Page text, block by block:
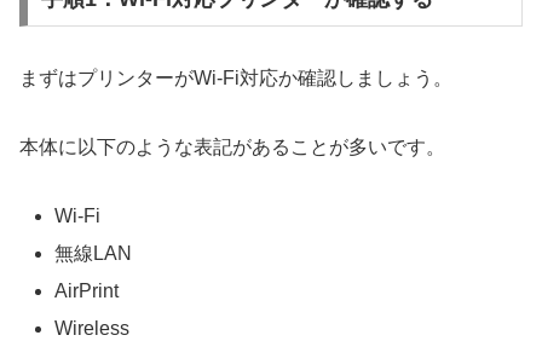
まずはプリンターがWi-Fi対応か確認しましょう。
本体に以下のような表記があることが多いです。
Wi-Fi
無線LAN
AirPrint
Wireless